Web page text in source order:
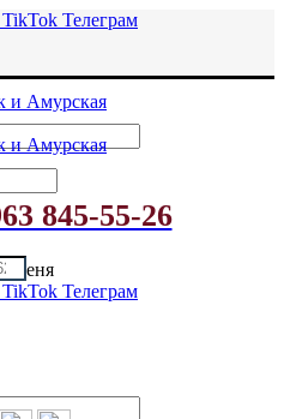
TikTok Телеграм
меня
TikTok Телеграм
845-55-26